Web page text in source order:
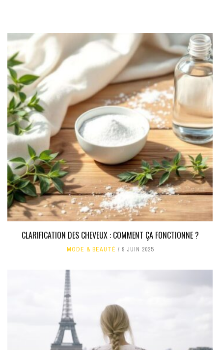
CLARIFICATION DES CHEVEUX : COMMENT ÇA FONCTIONNE ?
MODE & BEAUTÉ 9 JUIN 2025